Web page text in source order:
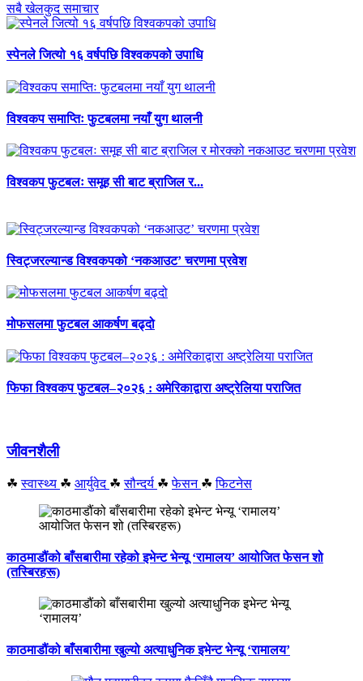
सबै खेलकुद समाचार
स्पेनले जित्यो १६ वर्षपछि विश्वकपको उपाधि
विश्वकप समाप्तिः फुटबलमा नयाँ युग थालनी
विश्वकप फुटबलः समूह सी बाट ब्राजिल र...
स्विट्जरल्यान्ड विश्वकपको ‘नकआउट’ चरणमा प्रवेश
मोफसलमा फुटबल आकर्षण बढ्दो
फिफा विश्वकप फुटबल–२०२६ : अमेरिकाद्वारा अष्ट्रेलिया पराजित
जीवनशैली
☘स्वास्थ्य ☘ आर्युवेद ☘सौन्दर्य ☘फेसन ☘फिटनेस
काठमाडौंको बाँसबारीमा रहेको इभेन्ट भेन्यू ‘रामालय’ आयोजित फेसन शो
(तस्बिरहरू)
काठमाडौंको बाँसबारीमा खुल्यो अत्याधुनिक इभेन्ट भेन्यू ‘रामालय’